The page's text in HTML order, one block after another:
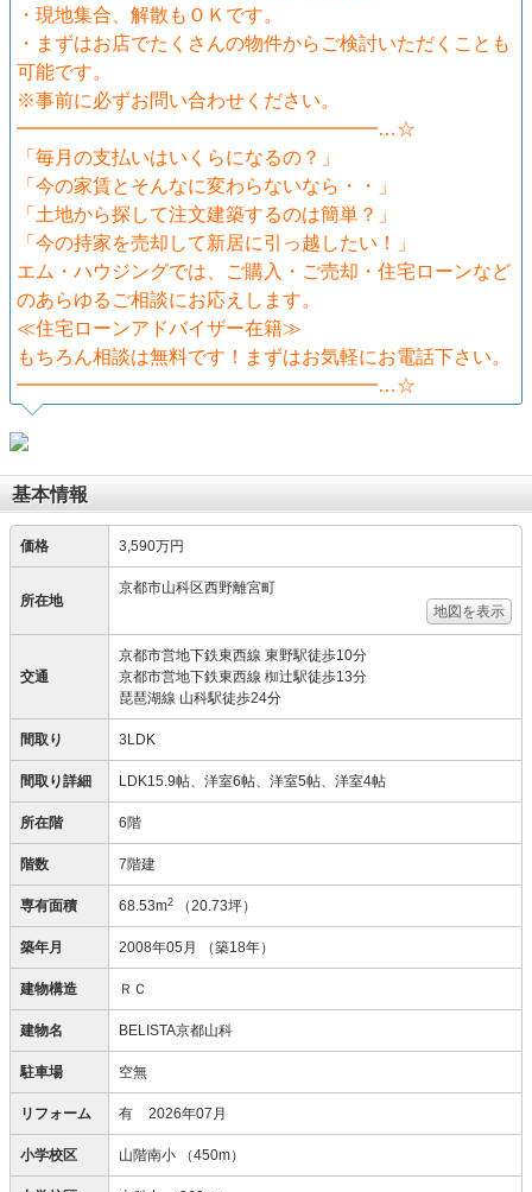
・現地集合、解散もＯＫです。
・まずはお店でたくさんの物件からご検討いただくことも
可能です。
※事前に必ずお問い合わせください。
━━━━━━━━━━━━━━━━━━━…☆
「毎月の支払いはいくらになるの？」
「今の家賃とそんなに変わらないなら・・」
「土地から探して注文建築するのは簡単？」
「今の持家を売却して新居に引っ越したい！」
エム・ハウジングでは、ご購入・ご売却・住宅ローンなど
のあらゆるご相談にお応えします。
≪住宅ローンアドバイザー在籍≫
もちろん相談は無料です！まずはお気軽にお電話下さい。
━━━━━━━━━━━━━━━━━━━…☆
基本情報
価格 3,590万円
所在地
京都市山科区西野離宮町
地図を表示
交通
京都市営地下鉄東西線 東野駅徒歩10分
京都市営地下鉄東西線 椥辻駅徒歩13分
琵琶湖線 山科駅徒歩24分
間取り 3LDK
間取り詳細 LDK15.9帖、洋室6帖、洋室5帖、洋室4帖
所在階 6階
階数 7階建
専有面積 68.53m2 （20.73坪）
築年月 2008年05月 （築18年）
建物構造 ＲＣ
建物名 BELISTA京都山科
駐車場 空無
リフォーム 有 2026年07月
小学校区 山階南小 （450m）